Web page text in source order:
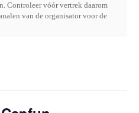
Controleer vóór vertrek daarom
van de organisator voor de